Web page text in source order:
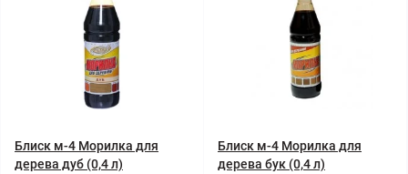
Блиск м-4 Морилка для
дерева дуб (0,4 л)
Блиск м-4 Морилка для
дерева бук (0,4 л)